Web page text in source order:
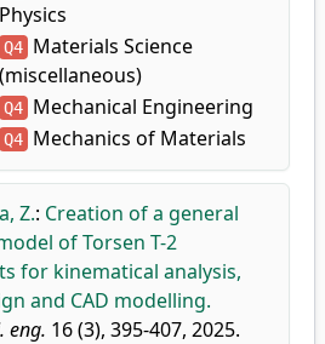
Physics
Q4 Materials Science
(miscellaneous)
Q4 Mechanical Engineering
Q4 Mechanics of Materials
Z.: Creation of a general
of Torsen T-2
for kinematical analysis,
and CAD modelling.
eng. 16 (3), 395-407, 2025.